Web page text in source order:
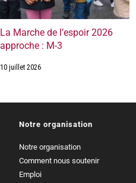
La Marche de l’espoir 2026
approche : M-3
10 juillet 2026
Notre organisation
Notre organisation
Comment nous soutenir
Emploi